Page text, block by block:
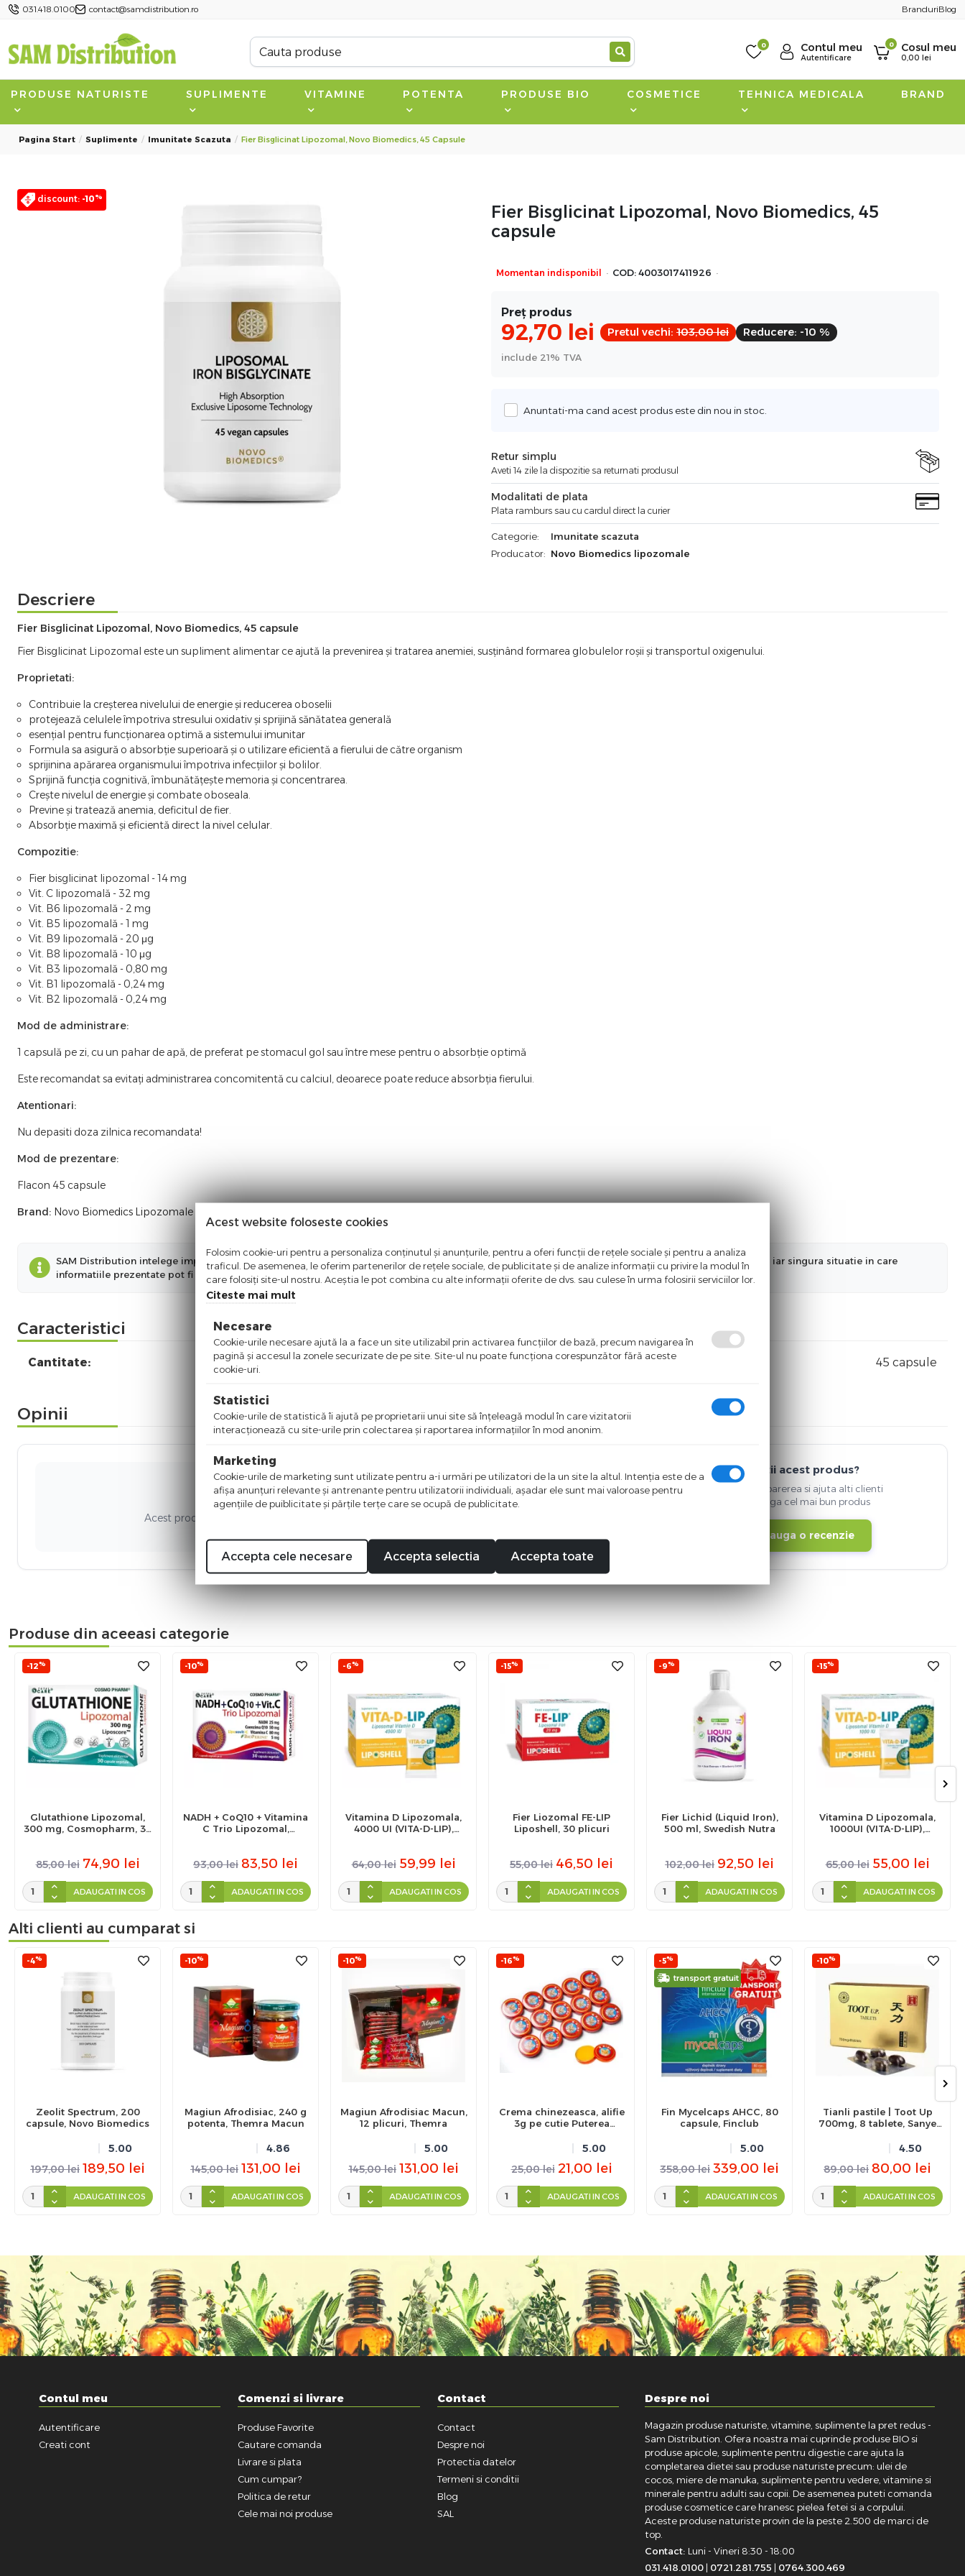
031.418.0100 contact@samdistribution.ro BranduriBlog
0 Contul meu
Autentificare
0 Cosul meu
0,00 lei
PRODUSE NATURISTE SUPLIMENTE VITAMINE POTENTA PRODUSE BIO COSMETICE TEHNICA MEDICALA BRAND
Pagina Start Suplimente Imunitate Scazuta Fier Bisglicinat Lipozomal, Novo Biomedics, 45 Capsule
discount: -10%
Fier Bisglicinat Lipozomal, Novo Biomedics, 45
capsule
Momentan indisponibil · COD: 4003017411926 ·
Preț produs
92,70 lei Pretul vechi: 103,00 lei Reducere: -10 %
include 21% TVA
Anuntati-ma cand acest produs este din nou in stoc.
Retur simplu
Aveti 14 zile la dispozitie sa returnati produsul
Modalitati de plata
Plata ramburs sau cu cardul direct la curier
Categorie:
Imunitate scazuta
Producator: Novo Biomedics lipozomale
Descriere
Fier Bisglicinat Lipozomal, Novo Biomedics, 45 capsule
Fier Bisglicinat Lipozomal este un supliment alimentar ce ajută la prevenirea și tratarea anemiei, susținând formarea globulelor roșii și transportul oxigenului.
Proprietati:
Contribuie la creșterea nivelului de energie și reducerea oboselii
protejează celulele împotriva stresului oxidativ și sprijină sănătatea generală
esențial pentru funcționarea optimă a sistemului imunitar
Formula sa asigură o absorbție superioară și o utilizare eficientă a fierului de către organism
sprijinina apărarea organismului împotriva infecțiilor și bolilor.
Sprijină funcția cognitivă, îmbunătățește memoria și concentrarea.
Crește nivelul de energie și combate oboseala.
Previne și tratează anemia, deficitul de fier.
Absorbție maximă și eficientă direct la nivel celular.
Compozitie:
Fier bisglicinat lipozomal - 14 mg
Vit. C lipozomală - 32 mg
Vit. B6 lipozomală - 2 mg
Vit. B5 lipozomală - 1 mg
Vit. B9 lipozomală - 20 μg
Vit. B8 lipozomală - 10 μg
Vit. B3 lipozomală - 0,80 mg
Vit. B1 lipozomală - 0,24 mg
Vit. B2 lipozomală - 0,24 mg
Mod de administrare:
1 capsulă pe zi, cu un pahar de apă, de preferat pe stomacul gol sau între mese pentru o absorbție optimă
Este recomandat sa evitați administrarea concomitentă cu calciul, deoarece poate reduce absorbția fierului.
Atentionari:
Nu depasiti doza zilnica recomandata!
Mod de prezentare:
Flacon 45 capsule
Brand: Novo Biomedics Lipozomale
SAM Distribution intelege importanta informatiilor prezentate in aceasta pagina. Facem eforturi permanente pentru a pastra informatiilor actualizate, iar singura situatie in care
informatiile prezentate pot fi diferite fata de cele prezentate pe site este aceea in care producatorul aduce modificari fara a ne informa in prealabil.
Caracteristici
Cantitate: 45 capsule
Opinii
Nici o recenzie
Acest produs nu a adunat recenzii. Fii primul care scrie ceva bun despre acest produs!
Detii acest produs?
Spune-ti parerea si ajuta alti clienti
sa aleaga cel mai bun produs
Adauga o recenzie
Produse din aceeasi categorie
-12%
Glutathione Lipozomal,
300 mg, Cosmopharm, 30
85,00 lei 74,90 lei
ADAUGATI IN COS
-10%
NADH + CoQ10 + Vitamina
C Trio Lipozomal,
93,00 lei 83,50 lei
ADAUGATI IN COS
-6%
Vitamina D Lipozomala,
4000 UI (VITA-D-LIP),
64,00 lei 59,99 lei
ADAUGATI IN COS
-15%
Fier Liozomal FE-LIP
Liposhell, 30 plicuri
55,00 lei 46,50 lei
ADAUGATI IN COS
-9%
Fier Lichid (Liquid Iron),
500 ml, Swedish Nutra
102,00 lei 92,50 lei
ADAUGATI IN COS
-15%
Vitamina D Lipozomala,
1000UI (VITA-D-LIP),
65,00 lei 55,00 lei
ADAUGATI IN COS
Alti clienti au cumparat si
-4%
Zeolit Spectrum, 200
capsule, Novo Biomedics
5.00
197,00 lei 189,50 lei
ADAUGATI IN COS
-10%
Magiun Afrodisiac, 240 g
potenta, Themra Macun
4.86
145,00 lei 131,00 lei
ADAUGATI IN COS
-10%
Magiun Afrodisiac Macun,
12 plicuri, Themra
5.00
145,00 lei 131,00 lei
ADAUGATI IN COS
-16%
Crema chinezeasca, alifie
3g pe cutie Puterea
5.00
25,00 lei 21,00 lei
ADAUGATI IN COS
-5%
transport gratuit
Fin Mycelcaps AHCC, 80
capsule, Finclub
5.00
358,00 lei 339,00 lei
ADAUGATI IN COS
-10%
Tianli pastile | Toot Up
700mg, 8 tablete, Sanye
4.50
89,00 lei 80,00 lei
ADAUGATI IN COS
Contul meu
Autentificare
Creati cont
Comenzi si livrare
Produse Favorite
Cautare comanda
Livrare si plata
Cum cumpar?
Politica de retur
Cele mai noi produse
Contact
Contact
Despre noi
Protectia datelor
Termeni si conditii
Blog
SAL
Despre noi
Magazin produse naturiste, vitamine, suplimente la pret redus -
Sam Distribution. Ofera noastra mai cuprinde produse BIO si
produse apicole, suplimente pentru digestie care ajuta la
completarea dietei sau produse naturiste precum: ulei de
cocos, miere de manuka, suplimente pentru vedere, vitamine si
minerale pentru adulti sau copii. De asemenea puteti comanda
produse cosmetice care hranesc pielea fetei si a corpului.
Aceste produse naturiste provin de la peste 2.500 de marci de
top.
Contact: Luni - Vineri 8:30 - 18:00
031.418.0100 | 0721.281.755 | 0764.300.469
Acest website foloseste cookies
Folosim cookie-uri pentru a personaliza conținutul și anunțurile, pentru a oferi funcții de rețele sociale și pentru a analiza
traficul. De asemenea, le oferim partenerilor de rețele sociale, de publicitate și de analize informații cu privire la modul în
care folosiți site-ul nostru. Aceștia le pot combina cu alte informații oferite de dvs. sau culese în urma folosirii serviciilor lor.
Citeste mai mult
Necesare
Cookie-urile necesare ajută la a face un site utilizabil prin activarea funcţiilor de bază, precum navigarea în
pagină şi accesul la zonele securizate de pe site. Site-ul nu poate funcţiona corespunzător fără aceste
cookie-uri.
Statistici
Cookie-urile de statistică îi ajută pe proprietarii unui site să înţeleagă modul în care vizitatorii
interacţionează cu site-urile prin colectarea şi raportarea informaţiilor în mod anonim.
Marketing
Cookie-urile de marketing sunt utilizate pentru a-i urmări pe utilizatori de la un site la altul. Intenţia este de a
afişa anunţuri relevante şi antrenante pentru utilizatorii individuali, aşadar ele sunt mai valoroase pentru
agenţiile de puiblicitate şi părţile terţe care se ocupă de publicitate.
Accepta cele necesare Accepta selectia Accepta toate